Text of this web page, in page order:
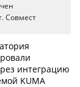
Совмест
интеграцию
KUMA